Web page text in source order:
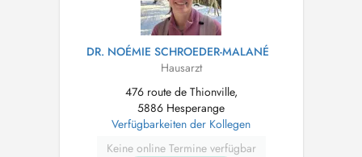
DR. NOÉMIE SCHROEDER-MALANÉ
Hausarzt
476 route de Thionville,
5886 Hesperange
Verfügbarkeiten der Kollegen
Keine online Termine verfügbar